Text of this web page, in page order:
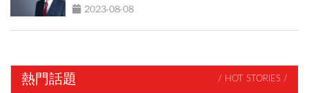
2023-08-08
熱門話題 / HOT STORIES /